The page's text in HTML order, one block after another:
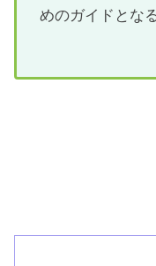
めのガイドとな